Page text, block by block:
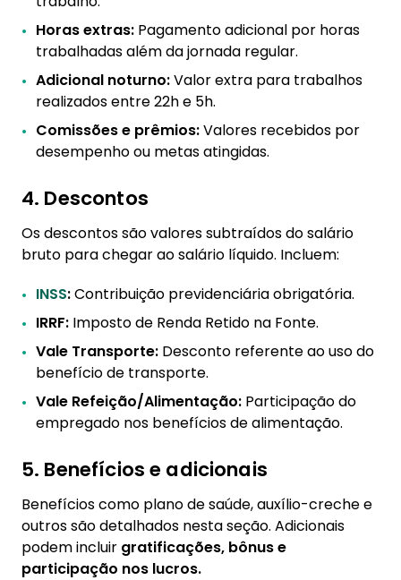
Horas extras: Pagamento adicional por horas
trabalhadas além da jornada regular.
Adicional noturno:Valor extra para trabalhos
realizados entre 22h e 5h.
Comissões e prêmios:Valores recebidos por
desempenho ou metas atingidas.
4. Descontos
Os descontos são valores subtraídos do salário
bruto para chegar ao salário líquido. Incluem:
INSS:Contribuição previdenciária obrigatória.
IRRF: Imposto de Renda Retido na Fonte.
Vale Transporte: Desconto referente ao uso do
benefício de transporte.
Vale Refeição/Alimentação: Participação do
empregado nos benefícios de alimentação.
5. Benefícios e adicionais
Benefícios como plano de saúde, auxílio-creche e
outros são detalhados nesta seção. Adicionais
podem incluir gratificações, bônus e
participação nos lucros.